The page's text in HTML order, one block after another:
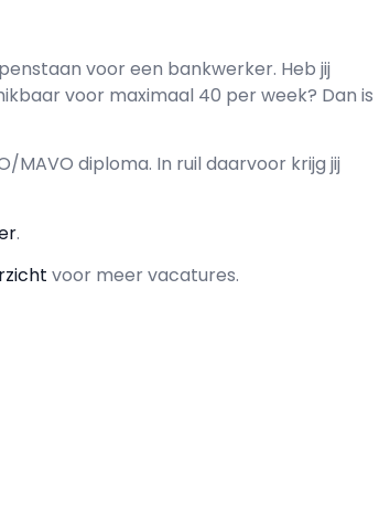
voor een bankwerker. Heb jij
voor maximaal 40 per week? Dan is
MAVO diploma. In ruil daarvoor krijg jij
.
voor meer vacatures.